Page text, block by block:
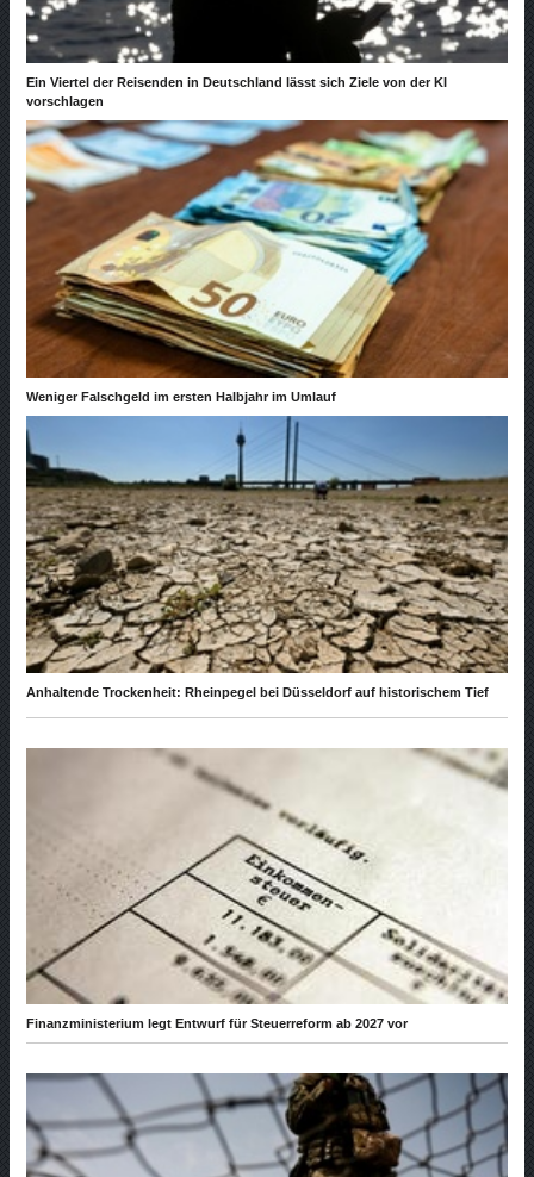
Ein Viertel der Reisenden in Deutschland lässt sich Ziele von der KI
vorschlagen
Weniger Falschgeld im ersten Halbjahr im Umlauf
Anhaltende Trockenheit: Rheinpegel bei Düsseldorf auf historischem Tief
Finanzministerium legt Entwurf für Steuerreform ab 2027 vor